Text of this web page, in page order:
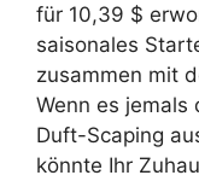
für 10,39 $
saisonales
zusammen mit
Wenn es
Duft-Scaping
könnte Ihr